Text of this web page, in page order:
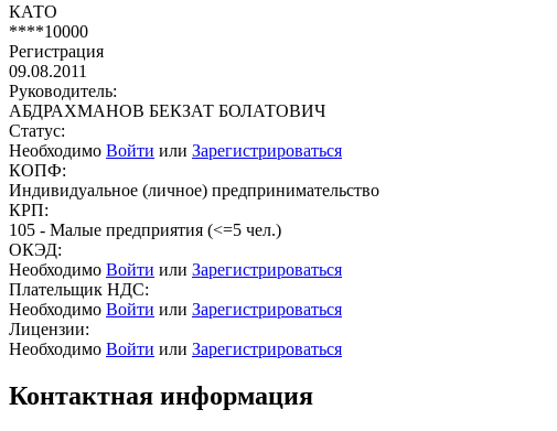
КАТО
****10000
Регистрация
09.08.2011
Руководитель:
АБДРАХМАНОВ БЕКЗАТ БОЛАТОВИЧ
Статус:
Необходимо Войти или Зарегистрироваться
КОПФ:
Индивидуальное (личное) предпринимательство
КРП:
105 - Малые предприятия (<=5 чел.)
ОКЭД:
Необходимо Войти или Зарегистрироваться
Плательщик НДС:
Необходимо Войти или Зарегистрироваться
Лицензии:
Необходимо Войти или Зарегистрироваться
Контактная информация